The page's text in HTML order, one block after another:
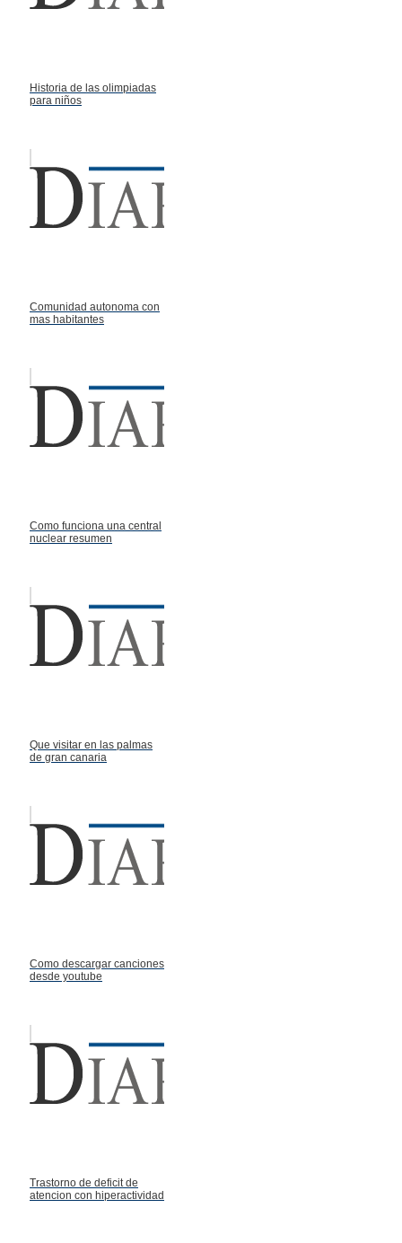
Historia de las olimpiadas
para niños
Comunidad autonoma con
mas habitantes
Como funciona una central
nuclear resumen
Que visitar en las palmas
de gran canaria
Como descargar canciones
desde youtube
Trastorno de deficit de
atencion con hiperactividad